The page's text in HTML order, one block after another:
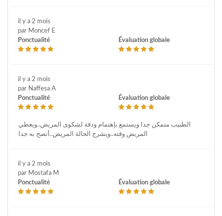
il y a 2 mois
par Moncef E
Ponctualité
Évaluation globale
il y a 2 mois
par Naffesa A
Ponctualité
Évaluation globale
الطبيب متمكن جدا ويستمع بإهتمام ودقة لشكوى المريض..ويعطي
المريض وقته..ويشرح الحالة المريض..أنصح به جدا
il y a 2 mois
par Mostafa M
Ponctualité
Évaluation globale